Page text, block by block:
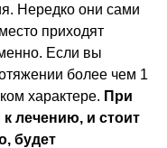
Нередко они сами
приходят
Если вы
более чем 1
характере. При
лечению, и стоит
будет